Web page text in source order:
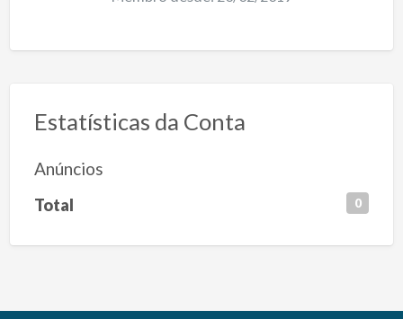
Estatísticas da Conta
Anúncios
Total 0